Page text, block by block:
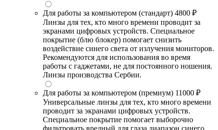
Для работы за компьютером (стандарт) 4800 ₽
Линзы для тех, кто много времени проводит за
экранами цифровых устройств. Специальное
покрытие (блю блокер) помогает снизить
воздействие синего света от излучения мониторов.
Рекомендуются для использования во время
работы с гаджетами, не для постоянного ношения.
Линзы производства Сербии.
Для работы за компьютером (премиум) 11000 ₽
Универсальные линзы для тех, кто много времени
проводит за экранами цифровых устройств.
Специальное покрытие помогает выборочно